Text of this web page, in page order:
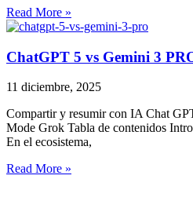
Read More »
ChatGPT 5 vs Gemini 3
11 diciembre, 2025
Compartir y resumir con IA Chat
Mode Grok Tabla de contenidos
En el ecosistema,
Read More »